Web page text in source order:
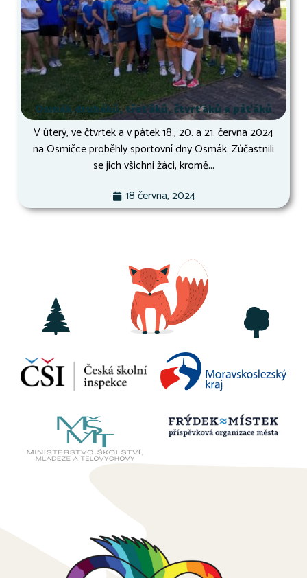
Osmák druháků, třeťáků, čtvrťáků a páťáků
V úterý, ve čtvrtek a v pátek 18., 20. a 21. června 2024
na Osmičce proběhly sportovní dny Osmák. Zúčastnili
se jich všichni žáci, kromě...
18 června, 2024